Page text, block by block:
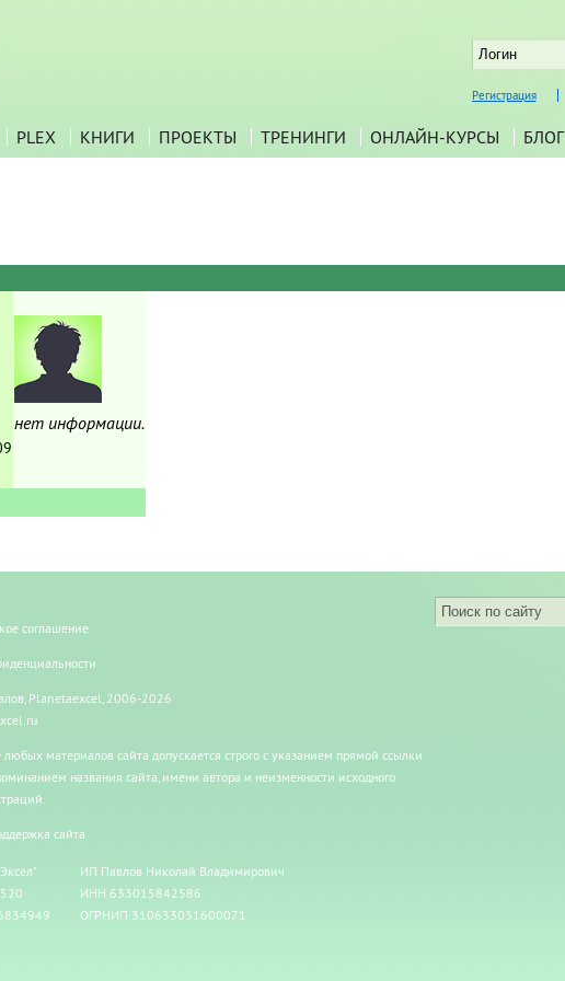
Регистрация
PLEX КНИГИ ПРОЕКТЫ ТРЕНИНГИ ОНЛАЙН-КУРСЫ БЛОГ
нет информации.
соглашение
Planetaexcel, 2006-2026
любых материалов сайта допускается строго с указанием прямой ссылки
названия сайта, имени автора и неизменности исходного
сайта
ИП Павлов Николай Владимирович
ИНН 633015842586
ОГРНИП 310633031600071